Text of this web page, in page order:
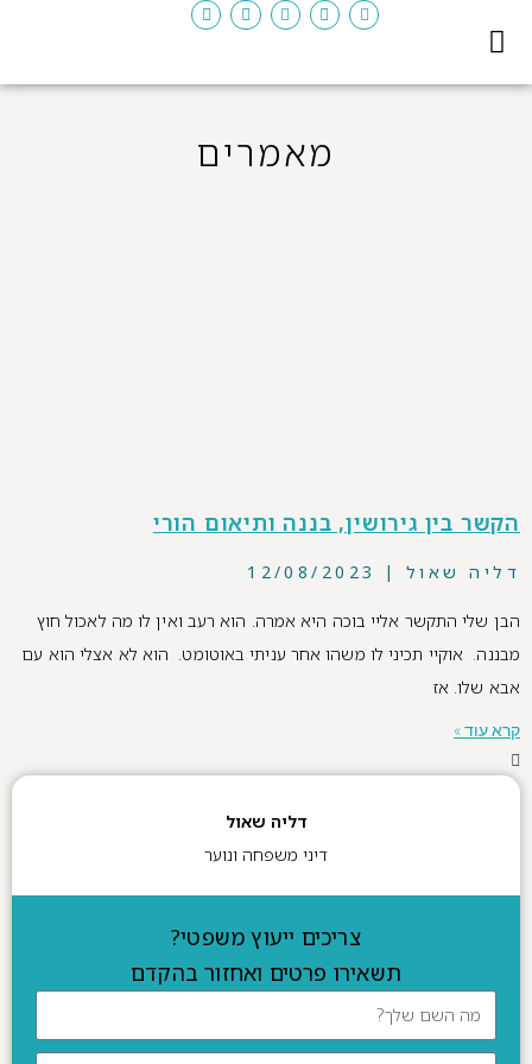
מאמרים
דליה שאול
דיני משפחה ונוער
צריכים ייעוץ משפטי?
תשאירו פרטים ואחזור בהקדם
הקשר בין גירושין, בננה ותיאום הורי
דליה שאול
הבן שלי התקשר אליי בוכה היא אמרה. הוא רעב ואין לו מה לאכול חוץ
מבננה. אוקיי תכיני לו משהו אחר עניתי באוטומט. הוא לא אצלי הוא עם
אבא שלו. אז
קרא עוד »